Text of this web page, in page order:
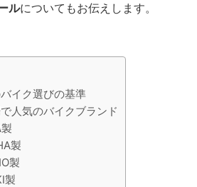
ルについてもお伝えします。
イク選びの基準
人気のバイクブランド
製
製
製